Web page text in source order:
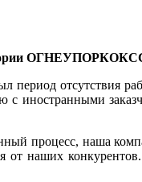
истории
период отсутствия
иностранными
процесс, наша
наших